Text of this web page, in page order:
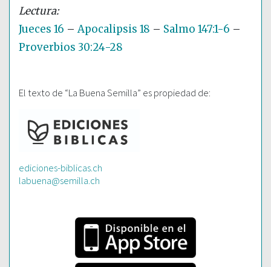
Jueces 16 –Apocalipsis 18 – Salmo 147:1-6 –
Proverbios 30:24-28
El texto de “La Buena Semilla” es propiedad de:
ediciones-biblicas.ch
labuena@semilla.ch